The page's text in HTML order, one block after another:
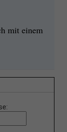
mit einem